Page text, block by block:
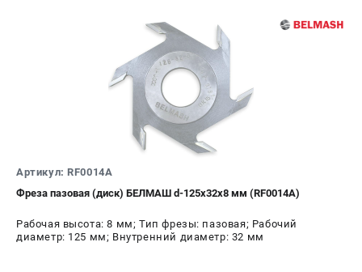
Артикул: RF0014A
Фреза пазовая (диск) БЕЛМАШ d-125х32х8 мм (RF0014A)
Рабочая высота: 8 мм; Тип фрезы: пазовая; Рабочий
диаметр: 125 мм; Внутренний диаметр: 32 мм